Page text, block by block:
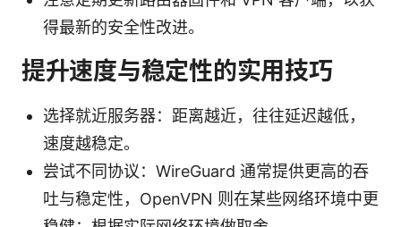
得最新的安全性改进。
提升速度与稳定性的实用技巧
选择就近服务器：距离越近，往往延迟越低，
速度越稳定。
尝试不同协议：WireGuard 通常提供更高的吞
吐与稳定性，OpenVPN 则在某些网络环境中更